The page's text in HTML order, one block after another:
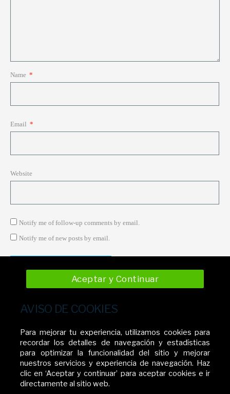
Name *
Email *
Website
Notify me of follow-up comments by email.
Notify me of new posts by email.
ÚLTIMOS POST
AVISO DE COOKIES
Para mejorar tu experiencia, utilizamos cookies para
recordar los detalles de navegación y estadísticas
para optimizar la funcionalidad del sitio y mejorar
nuestros servicios y experiencia de navegación. Haz
clic en ‘Aceptar y continuar’ para aceptar cookies e ir
directamente al sitio web.
Aceptar y Continuar